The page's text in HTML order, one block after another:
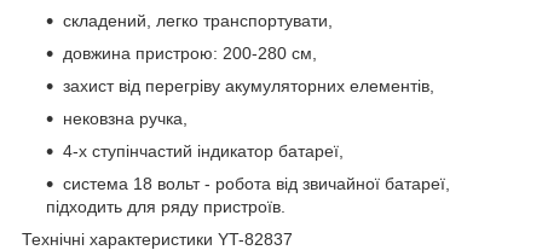
складений, легко транспортувати,
довжина пристрою: 200-280 см,
захист від перегріву акумуляторних елементів,
нековзна ручка,
4-х ступінчастий індикатор батареї,
система 18 вольт - робота від звичайної батареї,
підходить для ряду пристроїв.
Технічні характеристики YT-82837